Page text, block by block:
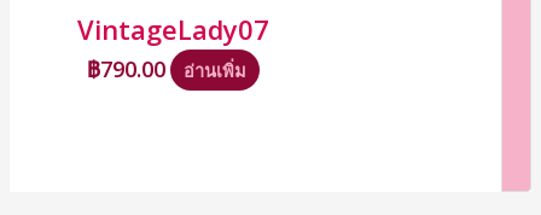
VintageLady07
฿790.00 อ่านเพิ่ม